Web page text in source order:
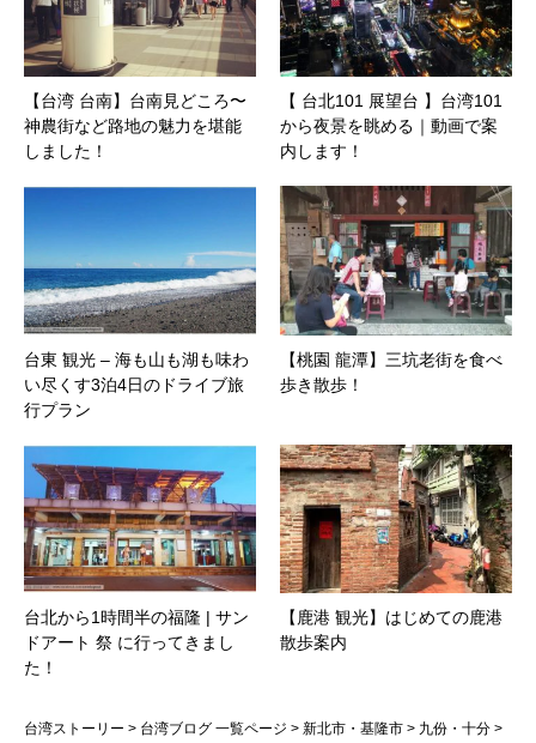
【台湾 台南】台南見どころ〜
神農街など路地の魅力を堪能
しました！
【 台北101 展望台 】台湾101
から夜景を眺める｜動画で案
内します！
台東 観光 – 海も山も湖も味わ
い尽くす3泊4日のドライブ旅
行プラン
【桃園 龍潭】三坑老街を食べ
歩き散歩！
台北から1時間半の福隆 | サン
ドアート 祭 に行ってきまし
た！
【鹿港 観光】はじめての鹿港
散歩案内
台湾ストーリー > 台湾ブログ 一覧ページ > 新北市・基隆市 > 九份・十分 >